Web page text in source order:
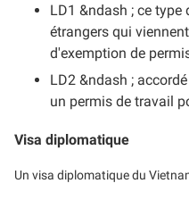
LD1 &ndash ; ce type
étrangers qui
d'exemption de
LD2 &ndash ;
un permis de travail
Visa diplomatique
Un visa diplomatique du